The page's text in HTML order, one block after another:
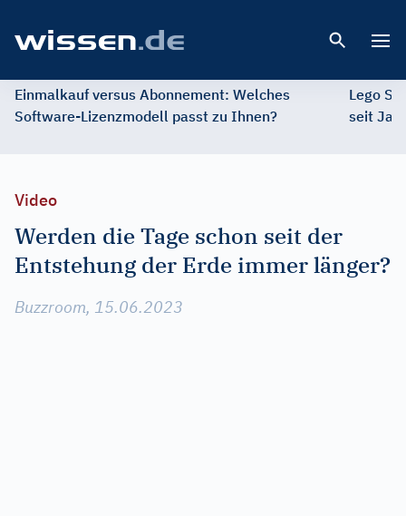
Einmalkauf versus Abonnement: Welches
Software-Lizenzmodell passt zu Ihnen?
Lego
seit
Video
Werden die Tage schon seit der
Entstehung der Erde immer länger?
Buzzroom, 15.06.2023